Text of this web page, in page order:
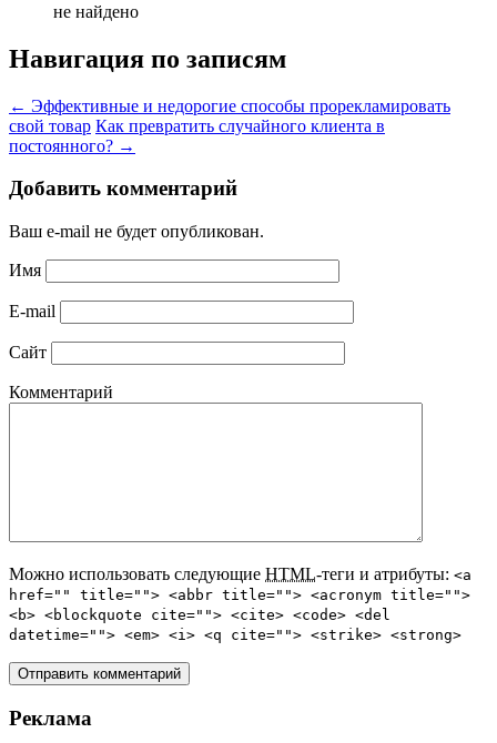
не найдено
Навигация по записям
← Эффективные и недорогие способы прорекламировать
свой товар Как превратить случайного клиента в
постоянного? →
Добавить комментарий
Ваш e-mail не будет опубликован.
Имя
E-mail
Сайт
Комментарий
Можно использовать следующие HTML-теги и атрибуты: <a
href="" title=""> <abbr title=""> <acronym title="">
<b> <blockquote cite=""> <cite> <code> <del
datetime=""> <em> <i> <q cite=""> <strike> <strong>
Реклама